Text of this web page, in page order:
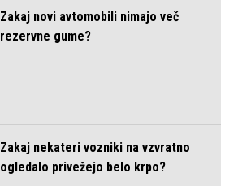
Zakaj novi avtomobili nimajo več
rezervne gume?
Zakaj nekateri vozniki na vzvratno
ogledalo privežejo belo krpo?